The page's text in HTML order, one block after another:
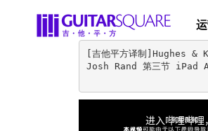
[吉他平方译制]Hughes &
Josh Rand 第三节 iPad